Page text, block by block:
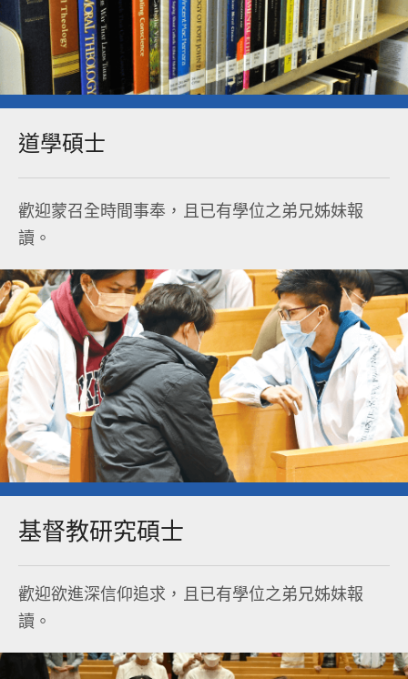
道學碩士​
歡迎蒙召全時間事奉，且已有學位之弟兄姊妹報
讀。
基督教研究碩士​
歡迎欲進深信仰追求，且已有學位之弟兄姊妹報
讀。